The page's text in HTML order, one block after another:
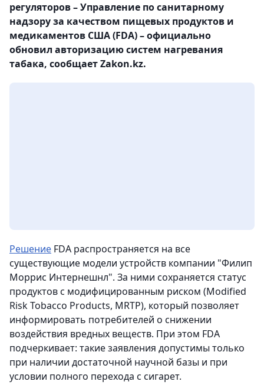
регуляторов – Управление по санитарному
надзору за качеством пищевых продуктов и
медикаментов США (FDA) – официально
обновил авторизацию систем нагревания
табака, сообщает Zakon.kz.
Решение FDA распространяется на все
существующие модели устройств компании "Филип
Моррис Интернешнл". За ними сохраняется статус
продуктов с модифицированным риском (Modified
Risk Tobacco Products, MRTP), который позволяет
информировать потребителей о снижении
воздействия вредных веществ. При этом FDA
подчеркивает: такие заявления допустимы только
при наличии достаточной научной базы и при
условии полного перехода с сигарет.